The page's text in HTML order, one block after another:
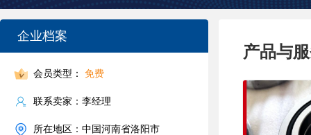
企业档案
会员类型： 免费
联系卖家：李经理
所在地区：中国河南省洛阳市
产品与